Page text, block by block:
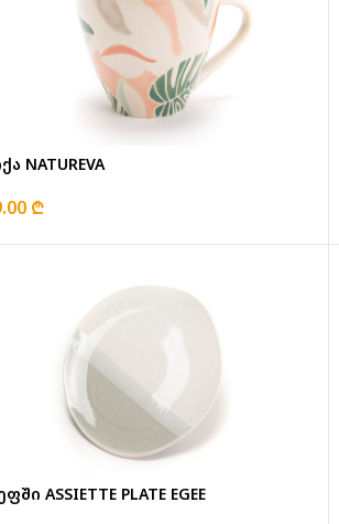
NATUREVA
₾
ASSIETTE PLATE EGEE